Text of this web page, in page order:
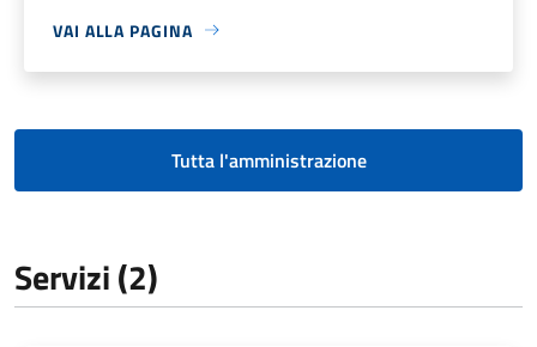
VAI ALLA PAGINA
Tutta l'amministrazione
Servizi (2)